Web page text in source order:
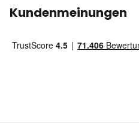
Kundenmeinungen